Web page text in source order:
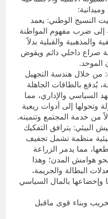
النسيج الوطني: يعمد
إلى ضرب مفهوم المواطنة
والمذهبية والقبلية بدلاً
صراع داخلي دائم ويقوض
الموحد.
من خلال هندسة التجهيل
يُدفع بالطاقات الجاهلة
السياسي والإداري، مما
إلى أدوات ريعية
من خدمة المجتمع وتنميته.
البيئي: يترافق التفكيك
منظمة تشمل تجفيف
مما يدمر الزراعة
هوامش المدن؛ وهذا
البطالة والجريمة،
وإخضاعها بالمال السياسي
وبناء قوى ماقبل